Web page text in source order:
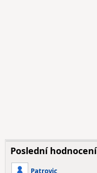
Poslední hodnocení
Patrovic